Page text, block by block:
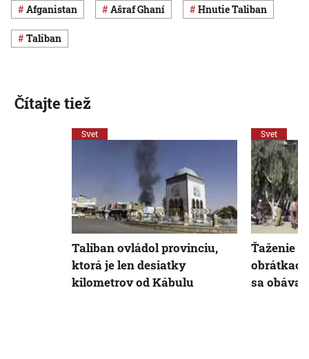
Afganistan Ašraf Ghaní hnutie Taliban
Taliban
Čítajte tiež
Svet
Taliban ovládol provinciu,
ktorá je len desiatky
kilometrov od Kábulu
Svet
Ťaženie
sa